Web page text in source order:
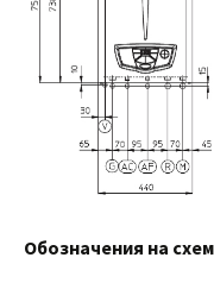
Обозначения на